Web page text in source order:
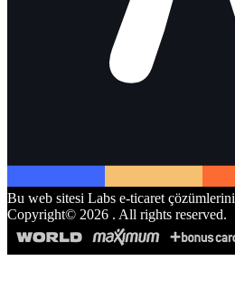
Bu web sitesi Labs e-ticaret
Copyright© 2026 . All rights reserved.